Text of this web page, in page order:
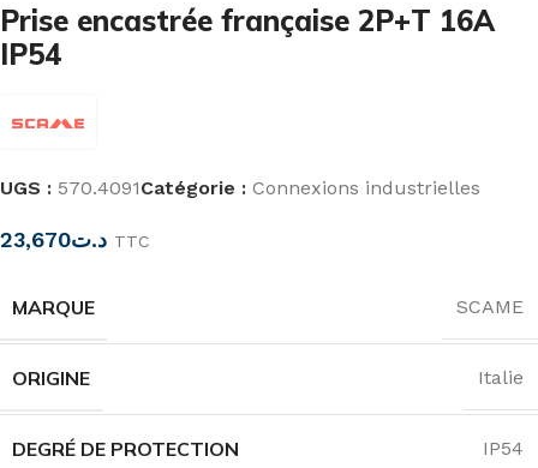
Prise encastrée française 2P+T 16A
IP54
UGS : 570.4091Catégorie : Connexions industrielles
د.ت23,670 TTC
MARQUE SCAME
ORIGINE Italie
DEGRÉ DE PROTECTION IP54